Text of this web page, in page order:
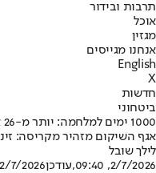
תרבות ובידור
אוכל
מגזין
אנחנו מגייסים
English
X
חדשות
ביטחוני
1000 ימים למלחמה: יותר מ-26 אלף פצועים - רובם בנפש
אגף השיקום מזהיר מקריסה:
לילך שובל
2/7/2026, 09:40
,עודכן2/7/2026, 10:30